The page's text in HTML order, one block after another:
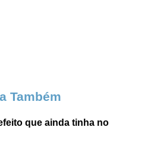
Também
que ainda tinha no